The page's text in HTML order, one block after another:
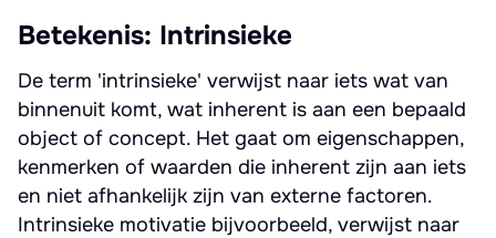
Betekenis: Intrinsieke
De term 'intrinsieke' verwijst naar iets wat van
binnenuit komt, wat inherent is aan een bepaald
object of concept. Het gaat om eigenschappen,
kenmerken of waarden die inherent zijn aan iets
en niet afhankelijk zijn van externe factoren.
Intrinsieke motivatie bijvoorbeeld, verwijst naar